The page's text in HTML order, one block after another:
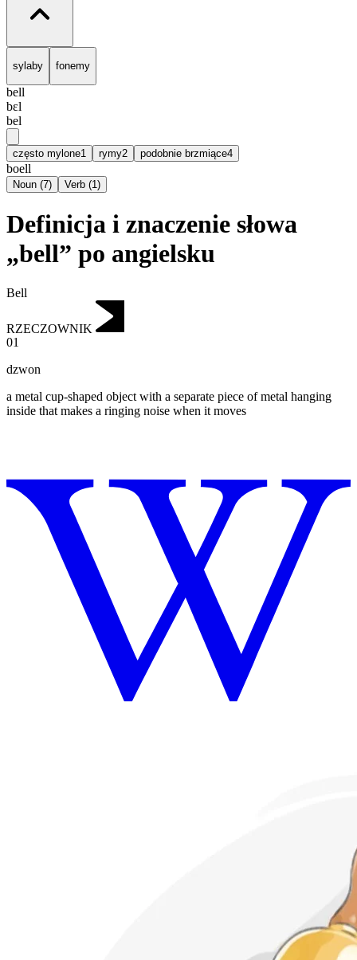
sylaby fonemy
bell
bɛl
bel
często mylone1 rymy2 podobnie brzmiące4
boell
Noun (7) Verb (1)
Definicja i znaczenie słowa
„bell” po angielsku
Bell
RZECZOWNIK
01
dzwon
a metal cup-shaped object with a separate piece of metal hanging
inside that makes a ringing noise when it moves